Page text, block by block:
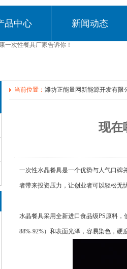
品中心 新闻动态
当前位置： 潍坊正能量网新能源开发有限
现在
一次性水晶餐具是一个优势与人气口碑并
者带来投资压力，让创业者可以轻松无
水晶餐具采用全新进口食品级PS原料
88%-92%）和表面光泽，容易染色，硬